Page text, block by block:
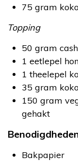
75 gram
Topping
50 gram
1 eetlepel
1 theelepel
35 gram
150 gram
gehakt
Bakpapier